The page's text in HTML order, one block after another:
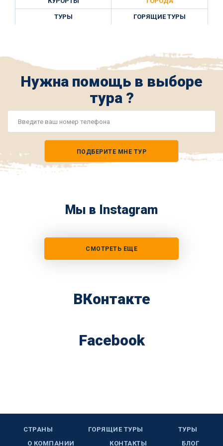
ТУРЫ ГОРЯЩИЕ ТУРЫ
Нужна помощь в выборе
тура ?
ПОДБЕРИТЕ МНЕ ТУР
Мы в Instagram
СМОТРЕТЬ ЕЩЕ
ВКонтакте
Facebook
СТРАНЫ ГОРЯЩИЕ ТУРЫ
ТУРЫ
О КОМПАНИИ
КОНТАКТЫ БЛОГ